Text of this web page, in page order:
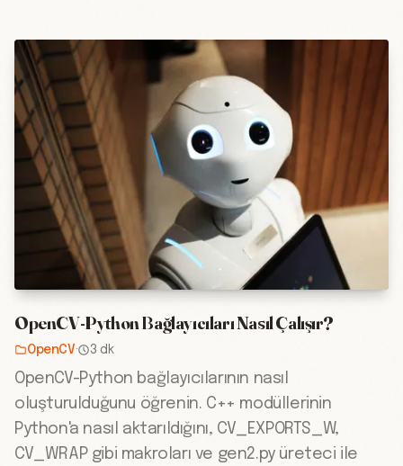
OpenCV-Python Bağlayıcıları Nasıl Çalışır?
OpenCV· 3 dk
OpenCV-Python bağlayıcılarının nasıl
oluşturulduğunu öğrenin. C++ modüllerinin
Python'a nasıl aktarıldığını, CV_EXPORTS_W,
CV_WRAP gibi makroları ve gen2.py üreteci ile